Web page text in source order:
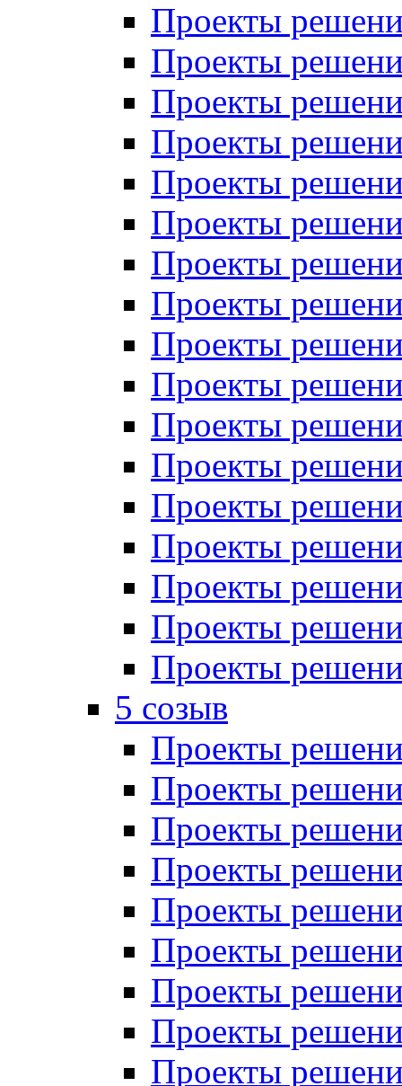
Проекты
Проекты
Проекты
Проекты
Проекты
Проекты
Проекты
Проекты
Проекты
Проекты
Проекты
Проекты
Проекты
Проекты
Проекты
Проекты
Проекты
5 созыв
Проекты
Проекты
Проекты
Проекты
Проекты
Проекты
Проекты
Проекты
Проекты